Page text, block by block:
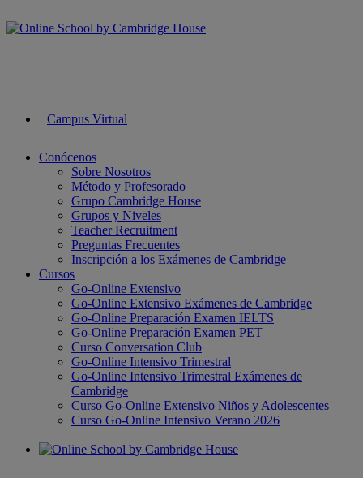
Campus Virtual
Conócenos
Sobre Nosotros
Método y Profesorado
Grupo Cambridge House
Grupos y Niveles
Teacher Recruitment
Preguntas Frecuentes
Inscripción a los Exámenes de Cambridge
Cursos
Go-Online Extensivo
Go-Online Extensivo Exámenes de Cambridge
Go-Online Preparación Examen IELTS
Go-Online Preparación Examen PET
Curso Conversation Club
Go-Online Intensivo Trimestral
Go-Online Intensivo Trimestral Exámenes de
Cambridge
Curso Go-Online Extensivo Niños y Adolescentes
Curso Go-Online Intensivo Verano 2026